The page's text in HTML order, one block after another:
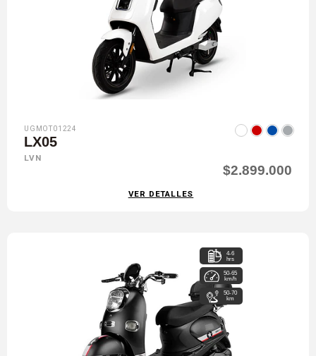
UGMOT01224
LX05
LVN
$2.899.000
VER DETALLES
4-6
hrs
50-65
km/h
50-70
km